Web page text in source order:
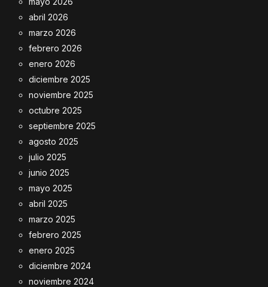
abril 2026
marzo 2026
febrero 2026
enero 2026
diciembre 2025
noviembre 2025
octubre 2025
septiembre 2025
agosto 2025
julio 2025
junio 2025
mayo 2025
abril 2025
marzo 2025
febrero 2025
enero 2025
diciembre 2024
noviembre 2024